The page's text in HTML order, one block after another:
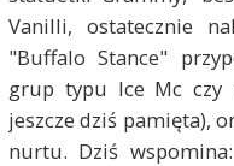
Vanilli, ostatecznie
"Buffalo Stance"
grup typu Ice Mc czy
jeszcze dziś pamięta),
nurtu. Dziś